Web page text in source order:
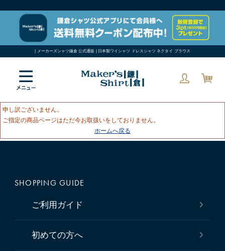
| メーカーズシャツ鎌倉 公式通販 | 日本製ワイシャツ ドレスシャツ ネクタイ ブラウス
申し訳ございません。
ご指定の商品ページはただ今お取扱いをしておりません。
ホームへ戻る
SHOPPING GUIDE
ご利用ガイド
初めての方へ